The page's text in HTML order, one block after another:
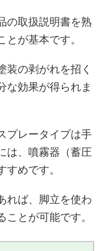
の取扱説明書を熟
が基本です。
装の剥がれを招く
な効果が得られま
プレータイプは手
は、噴霧器（蓄圧
めです。
れば、脚立を使わ
とが可能です。